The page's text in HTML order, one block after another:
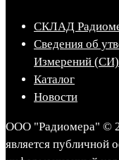
СКЛАД
Сведения об
Измерений (СИ)
Каталог
Новости
ООО "Радиомера" ©
является публичной